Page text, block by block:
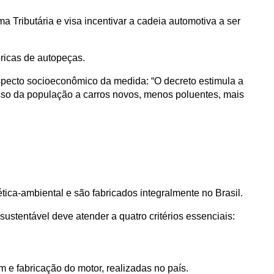
Tributária e visa incentivar a cadeia automotiva a ser
de autopeças.
socioeconômico da medida: “O decreto estimula a
da população a carros novos, menos poluentes, mais
ambiental e são fabricados integralmente no Brasil.
deve atender a quatro critérios essenciais:
e fabricação do motor, realizadas no país.